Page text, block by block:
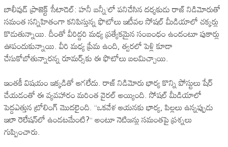
బాలీవుడ్ ప్రాజెక్ట్‌ ‘సీటాడెల్: హనీ బన్నీ’లో పనిచేసిన దర్శకుడు రాజ్ నిడిమోరుతో
సమంత సన్నిహితంగా కనిపిస్తున్న ఫొటోలు ఇటీవల సోషల్ మీడియాలో చక్కర్లు
కొడుతున్నాయి. దీంతో వీరిద్దరి మధ్య ప్రత్యేకమైన సంబంధం ఉందంటూ పుకార్లు
ఊపందుకున్నాయి. వీరి మధ్య ప్రేమ ఉంది, త్వరలో పెళ్లి కూడా
చేసుకోబోతున్నారన్న రూమర్స్‌కు ఈ ఫొటోలు బలమిచ్చాయి.
ఇంతకీ విషయం ఇక్కడితో ఆగలేదు. రాజ్ నిడిమోరు భార్య కొన్ని పోస్టులు షేర్
చేయడంతో ఈ వ్యవహారం మరింత వైరల్ అయ్యింది. సోషల్ మీడియాలో
పెద్దఎత్తున ట్రోలింగ్ మొదలైంది. ‘‘ఒకవేళ ఆయనకు భార్య, పిల్లలు ఉన్నప్పుడు
ఇలా రెలేషన్‌లో ఉండటమేంటి?’’ అంటూ నెటిజన్లు సమంతపై ప్రశ్నలు
గుప్పించారు.